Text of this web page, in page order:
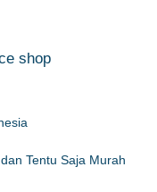
shop
Tentu Saja Murah